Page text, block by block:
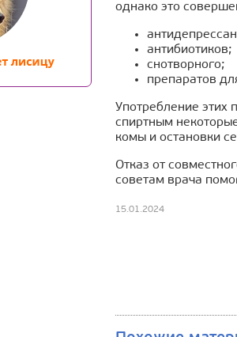
однако это
антибиотиков;
снотворного;
препаратов
Употребление этих
спиртным
комы и остановки
Отказ от
советам врача
15.01.2024